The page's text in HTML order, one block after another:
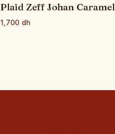
Plaid Zeff Johan Caramel
1,700 dh